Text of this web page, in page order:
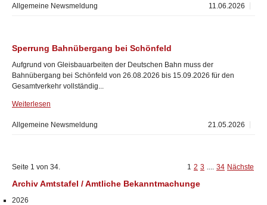
11.06.2026
Allgemeine Newsmeldung
Sperrung Bahnübergang bei Schönfeld
Aufgrund von Gleisbauarbeiten der Deutschen Bahn muss der
Bahnübergang bei Schönfeld von 26.08.2026 bis 15.09.2026 für den
Gesamtverkehr vollständig...
Weiterlesen
21.05.2026
Allgemeine Newsmeldung
Seite 1 von 34. 1 2 3 .... 34 Nächste
Archiv Amtstafel / Amtliche Bekanntmachunge
2026